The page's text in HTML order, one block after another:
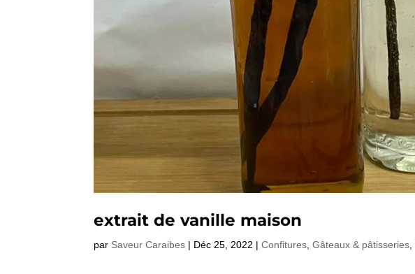
extrait de vanille maison
par Saveur Caraibes | Déc 25, 2022 |Confitures ,Gâteaux & pâtisseries